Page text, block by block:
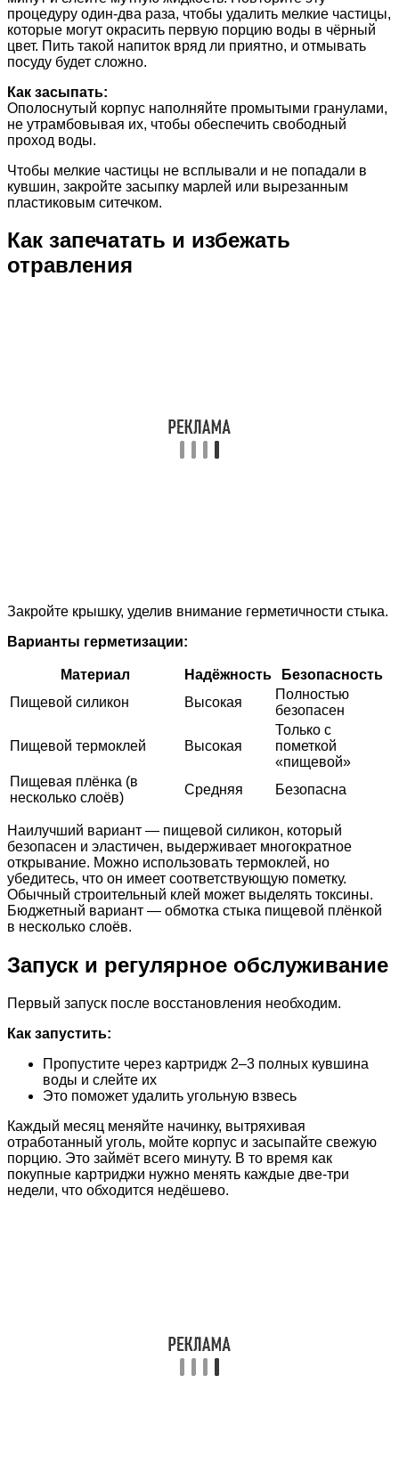
процедуру один-два раза, чтобы удалить мелкие частицы,
которые могут окрасить первую порцию воды в чёрный
цвет. Пить такой напиток вряд ли приятно, и отмывать
посуду будет сложно.
Как засыпать:
Ополоснутый корпус наполняйте промытыми гранулами,
не утрамбовывая их, чтобы обеспечить свободный
проход воды.
Чтобы мелкие частицы не всплывали и не попадали в
кувшин, закройте засыпку марлей или вырезанным
пластиковым ситечком.
Как запечатать и избежать
отравления
Закройте крышку, уделив внимание герметичности стыка.
Варианты герметизации:
Материал Надёжность
Безопасность
Пищевой силикон
Высокая
Полностью
безопасен
Пищевой термоклей Высокая
Только с
пометкой
«пищевой»
Пищевая плёнка (в
несколько слоёв)
Средняя Безопасна
Наилучший вариант — пищевой силикон, который
безопасен и эластичен, выдерживает многократное
открывание. Можно использовать термоклей, но
убедитесь, что он имеет соответствующую пометку.
Обычный строительный клей может выделять токсины.
Бюджетный вариант — обмотка стыка пищевой плёнкой
в несколько слоёв.
Запуск и регулярное обслуживание
Первый запуск после восстановления необходим.
Как запустить:
Пропустите через картридж 2–3 полных кувшина
воды и слейте их
Это поможет удалить угольную взвесь
Каждый месяц меняйте начинку, вытряхивая
отработанный уголь, мойте корпус и засыпайте свежую
порцию. Это займёт всего минуту. В то время как
покупные картриджи нужно менять каждые две-три
недели, что обходится недёшево.